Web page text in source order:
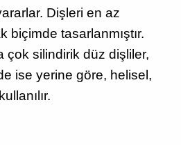
Dişleri en az
biçimde tasarlanmıştır.
çok silindirik düz dişliler,
ise yerine göre, helisel,